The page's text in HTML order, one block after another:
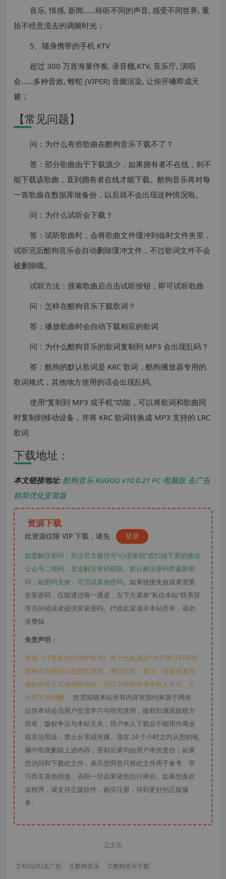
音乐, 情感, 新闻……聆听不同的声音, 感受不同世界, 重
拾不经意流去的调频时光；
5、随身携带的手机 KTV
超过 300 万首海量伴奏, 录音棚,KTV, 音乐厅, 演唱
会……多种音效, 蝰蛇 (VIPER) 音频渲染, 让你开嗓即成天
籁；
【常见问题】
问：为什么有些歌曲在酷狗音乐下载不了？
答：部分歌曲由于下载源少，如果拥有者不在线，则不
能下载该歌曲，直到拥有者在线才能下载。酷狗音乐将对每
一首歌曲在数据库做备份，以后就不会出现这种情况啦。
问：为什么试听会下载？
答：试听歌曲时，会将歌曲文件缓冲到临时文件夹里，
试听完后酷狗音乐会自动删除缓冲文件，不过歌词文件不会
被删除哦。
试听方法：搜索歌曲后点击试听按钮，即可试听歌曲
问：怎样在酷狗音乐下载歌词？
答：播放歌曲时会自动下载相应的歌词
问：为什么酷狗音乐的歌词复制到 MP3 会出现乱码？
答：酷狗的默认歌词是 KRC 歌词，酷狗播放器专用的
歌词格式，其他地方使用的话会出现乱码。
使用“复制到 MP3 或手机”功能，可以将歌词和歌曲同
时复制到移动设备，并将 KRC 歌词转换成 MP3 支持的 LRC
歌词
下载地址：
本文链接地址: 酷狗音乐 KUGOU v10.0.21 PC 电脑版 去广告
精简优化安装版
资源下载
此资源仅限 VIP 下载，请先 登录
如需解压密码，关注官方微信号“心语家园“或扫描下面的微信
公众号二维码，发送解压密码获取。默认解压密码即最新密
码，如密码无效，可尝试其他密码。 如果链接失效或者需要
安装密码，仅能通过唯一通道，左下方菜单“私信本站”联系管
理员补链或者提供安装密码。代收款渠道非本站所有，请勿
浪费钱
免责声明：
根据《计算机软件保护条例》第十七条规定“为了学习和研究
软件内含的设计思想和原理，通过安装、显示、传输或者存
储软件等方式使用软件的，可以不经软件著作权人许可，不
向其支付报酬。”您需知晓本站所有内容资源均来源于网络，
仅供本站会员用户交流学习与研究使用，版权归属原版权方
所有，版权争议与本站无关，用户本人下载后不能用作商业
或非法用途，禁止分享或传播。需在 24 个小时之内从您的电
脑中彻底删除上述内容，否则后果均由用户承担责任；如果
您访问和下载此文件，表示您同意只将此文件用于参考、学
习而非其他用途，否则一切后果请您自行承担。如果您喜欢
该程序，请支持正版软件，购买注册，得到更好的正版服
务。
正文完
KUGOU去广告 酷狗音乐 酷狗音乐下载